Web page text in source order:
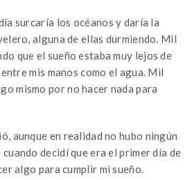
surcaría los océanos y daría la
alguna de ellas durmiendo. Mil
que el sueño estaba muy lejos de
mis manos como el agua. Mil
mismo por no hacer nada para
aunque en realidad no hubo ningún
decidí que era el primer día de
algo para cumplir mi sueño.